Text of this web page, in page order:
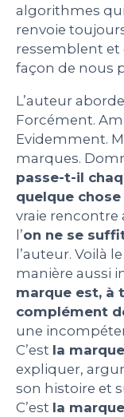
Mentions
Politique de
personnelles
Plan du site
algorithmes
renvoie
ressemblent et
façon de nous
L’auteur
Forcément.
Evidemment.
marques.
passe-t-il
quelque chose
vraie
l’on ne se
l’auteur. Voilà
manière aussi
marque est, à
complément
une
C’est la
expliquer,
son histoire et
C’est la